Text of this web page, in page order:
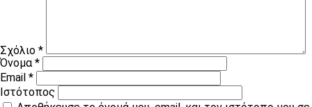
Σχόλιο *
Όνομα*
Email *
Ιστότοπος